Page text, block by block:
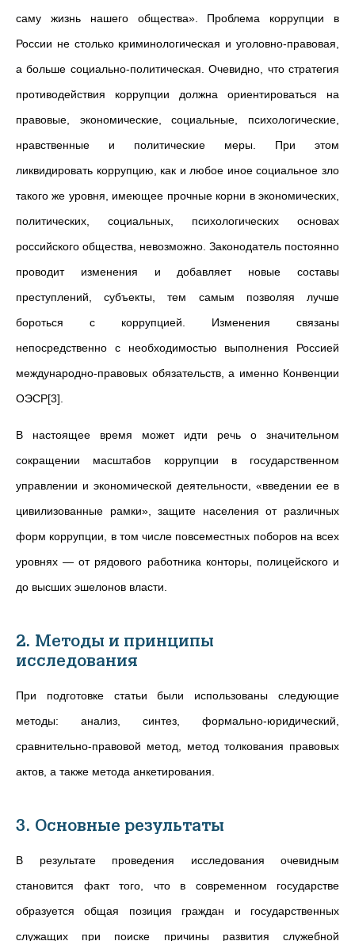
саму жизнь нашего общества». Проблема коррупции в
России не столько криминологическая и уголовно-правовая,
а больше социально-политическая. Очевидно, что стратегия
противодействия коррупции должна ориентироваться на
правовые, экономические, социальные, психологические,
нравственные и политические меры. При этом
ликвидировать коррупцию, как и любое иное социальное зло
такого же уровня, имеющее прочные корни в экономических,
политических, социальных, психологических основах
российского общества, невозможно. Законодатель постоянно
проводит изменения и добавляет новые составы
преступлений, субъекты, тем самым позволяя лучше
бороться с коррупцией. Изменения связаны
непосредственно с необходимостью выполнения Россией
международно-правовых обязательств, а именно Конвенции
ОЭСР[3].
В настоящее время может идти речь о значительном
сокращении масштабов коррупции в государственном
управлении и экономической деятельности, «введении ее в
цивилизованные рамки», защите населения от различных
форм коррупции, в том числе повсеместных поборов на всех
уровнях — от рядового работника конторы, полицейского и
до высших эшелонов власти.
2. Методы и принципы
исследования
При подготовке статьи были использованы следующие
методы: анализ, синтез, формально-юридический,
сравнительно-правовой метод, метод толкования правовых
актов, а также метода анкетирования.
3. Основные результаты
В результате проведения исследования очевидным
становится факт того, что в современном государстве
образуется общая позиция граждан и государственных
служащих при поиске причины развития служебной